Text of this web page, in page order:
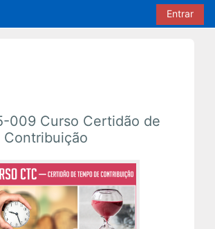
Entrar
009 Curso Certidão de
Contribuição